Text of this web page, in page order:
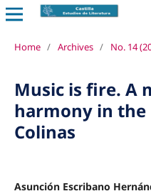
Home / Archives / No. 14
Music is fire. A
harmony in
Colinas
Asunción Escribano